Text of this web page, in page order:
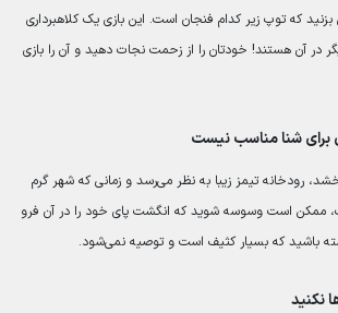
که توپ زیر کدام فنجان است. این بازی یک کلاهبرداری
در آن هستند! خودتان را از زحمت نجات دهید و آن را بازی
رودخانه تیمز زیبا به نظر می‌رسد و زمانی که شهر گرم
ممکن است وسوسه شوید که انگشت پای خود را در آن فرو
باشید که بسیار کثیف است و توصیه نمی‌شود.